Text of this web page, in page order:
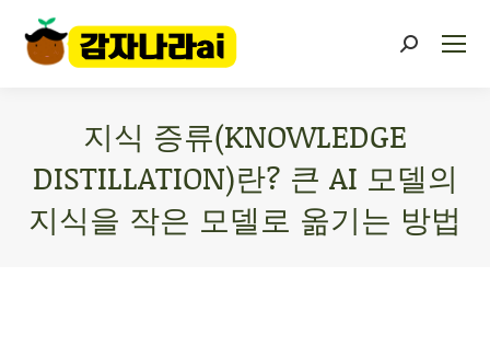
지식 증류(KNOWLEDGE
DISTILLATION)란? 큰 AI 모델의
지식을 작은 모델로 옮기는 방법